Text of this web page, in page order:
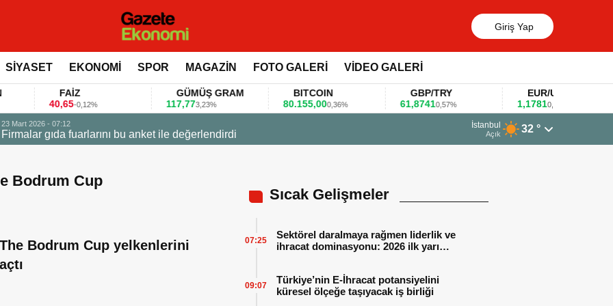
Giriş Yap
SİYASET EKONOMİ SPOR MAGAZİN FOTO GALERİ VİDEO GALERİ
40,65-0,12%
GÜMÜŞ GRAM
117,773,23%
BITCOIN
80.155,000,36%
GBP/TRY
61,87410,57%
EUR/USD
1,17810,47%
değerlendirdi
13 Mart 2026 - 06:55
Huawei KOBİ’ler için yapay zekâ
İstanbul
Açık 32 °
Bodrum Cup
The Bodrum Cup yelkenlerini
açtı
Sıcak Gelişmeler
Sektörel daralmaya rağmen liderlik ve
ihracat dominasyonu: 2026 ilk yarı
07:25
Türkiye’nin E-İhracat potansiyelini
küresel ölçeğe taşıyacak iş birliği
09:07